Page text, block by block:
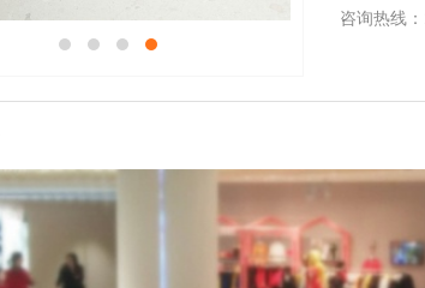
咨询热线